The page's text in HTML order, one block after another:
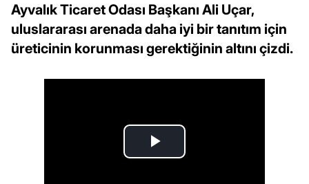
Ayvalık Ticaret Odası Başkanı Ali Uçar,
uluslararası arenada daha iyi bir tanıtım için
üreticinin korunması gerektiğinin altını çizdi.